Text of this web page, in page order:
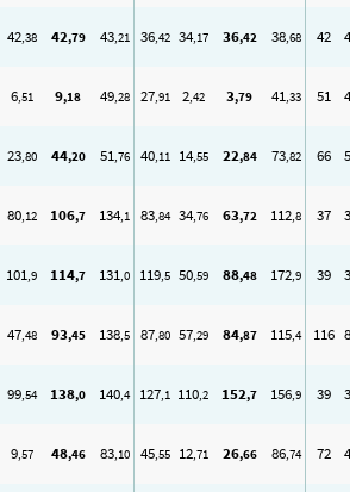
42,38 42,79 43,21 36,42 34,17 36,42 38,68 42
6,51 9,18 49,28 27,91 2,42 3,79 41,33 51
23,80 44,20 51,76 40,11 14,55 22,84 73,82 66
80,12 106,7 134,1 83,84 34,76 63,72 112,8 37
101,9 114,7 131,0 119,5 50,59 88,48 172,9 39
47,48 93,45 138,5 87,80 57,29 84,87 115,4 116
99,54 138,0 140,4 127,1 110,2 152,7 156,9 39
9,57 48,46 83,10 45,55 12,71 26,66 86,74 72